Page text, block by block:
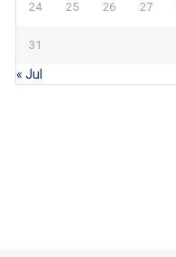
24 25 26 27
31
« Jul